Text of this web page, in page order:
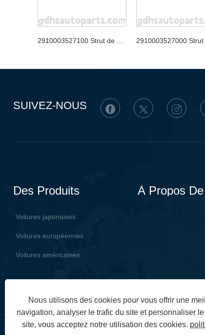
2910003527100 Strut de hayon continental pour Jaguar XJ, Jaguar F-Pace OE no. T4A49350
SUIVEZ-NOUS
Des Produits
Voitures japonaises
Voitures européennes
Voitures américaines
À Propos
Copyright © 2023 Guangzhou Hengsheng Auto Parts Co.,
Nous utilisons des cookies pour vous offrir une
navigation, analyser le trafic du site et personnaliser
site, vous acceptez notre utilisation des cookies.